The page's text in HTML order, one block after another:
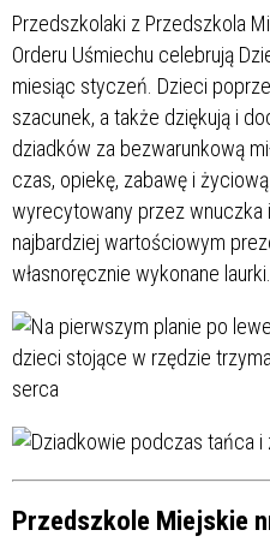
Przedszkolaki z Przedszkola
Orderu Uśmiechu celebrują
miesiąc styczeń. Dzieci
szacunek, a także dziękują i
dziadków za bezwarunkową
czas, opiekę, zabawę i
wyrecytowany przez wnuczka
najbardziej wartościowym
własnoręcznie wykonane laurki.
Przedszkole Miejskie